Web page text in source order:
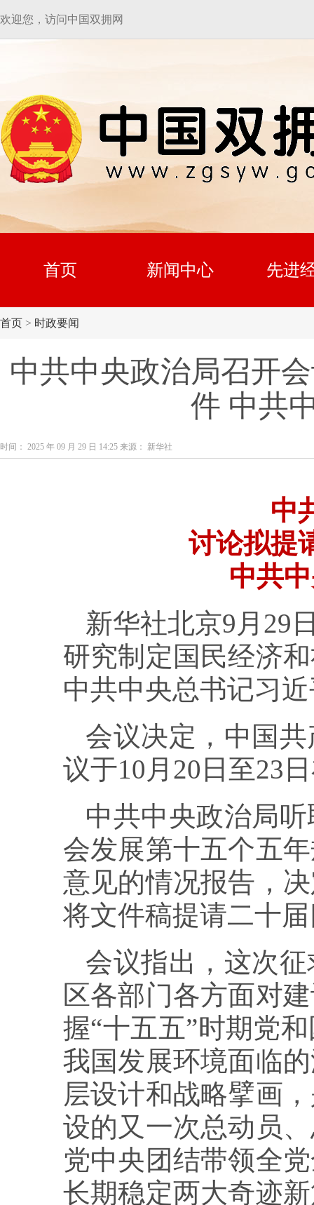
欢迎您，访问中国双拥网
首页 新闻中心 先进
首页 > 时政要闻
中共中央政治局召开
件 中共
时间： 2025 年 09 月 29 日 14:25 来源： 新华社
中
讨论拟提
中共
新华社北京9月29
研究制定国民经济
中共中央总书记习
会议决定，中国
议于10月20日至23
中共中央政治局
会发展第十五个五
意见的情况报告，
将文件稿提请二十
会议指出，这次
区各部门各方面对
握“十五五”时期党
我国发展环境面临
层设计和战略擘画
设的又一次总动员
党中央团结带领全
长期稳定两大奇迹